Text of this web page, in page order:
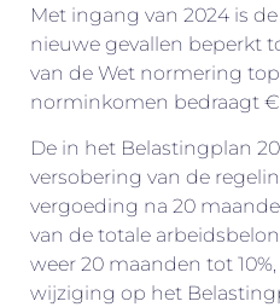
Met ingang van 2024 is
nieuwe gevallen beperkt
van de Wet normering
norminkomen bedraagt €
De in het Belastingplan
versobering van de
vergoeding na 20
van de totale
weer 20 maanden tot
wijziging op het